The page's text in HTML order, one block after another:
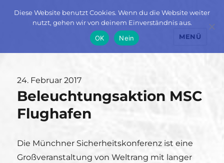
MENÜ
Veröffentlicht
am
24. Februar 2017
Beleuchtungsaktion MSC
Flughafen
Die Münchner Sicherheitskonferenz ist eine
Großveranstaltung von Weltrang mit langer
Diese Website benutzt Cookies. Wenn du die Website weiter
nutzt, gehen wir von deinem Einverständnis aus.
OK
Nein